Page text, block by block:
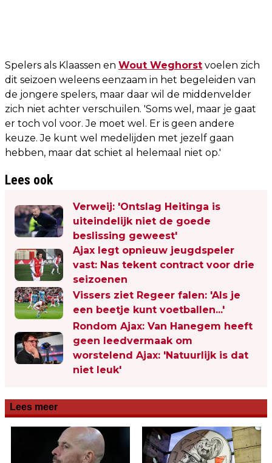
Spelers als Klaassen en Wout Weghorst voelen zich
dit seizoen weleens eenzaam in het begeleiden van
de jongere spelers, maar daar wil de middenvelder
zich niet achter verschuilen. 'Soms wel, maar je gaat
er toch vol voor. Je moet wel. Er is geen andere
keuze. Je kunt wel medelijden met jezelf gaan
hebben, maar dat schiet al helemaal niet op.'
Lees ook
Verweij: 'Ontslag Heitinga is
uiteindelijk niet de goede
beslissing geweest'
Ajax legt opnieuw jeugdspeler
vast: Nas tekent contract voor drie
seizoenen
Vissers ziet Regeer falen: 'Als je
een beetje kunt voetballen...'
Rondom Ajax: Van Hanegem heeft
geen leedvermaak om
worstelend Ajax: 'Natuurlijk is dat
niet leuk'